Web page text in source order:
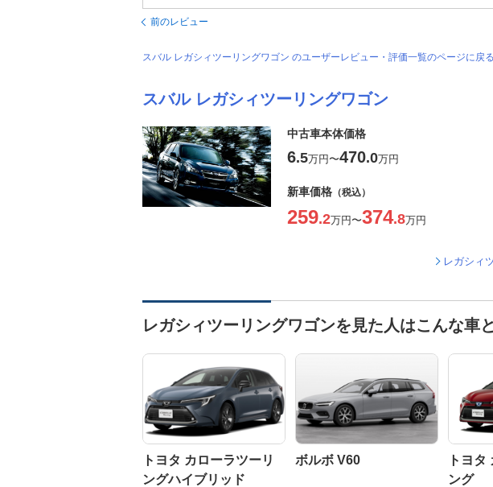
前のレビュー
スバル レガシィツーリングワゴン のユーザーレビュー・評価一覧のページに戻る
スバル レガシィツーリングワゴン
中古車本体価格
6.5万円〜470.0万円
新車価格 （税込）
259.2万円〜374.8万円
レガシィ
レガシィツーリングワゴンを見た人はこんな車
トヨタ カローラツーリ
ングハイブリッド
ボルボ V60
トヨタ
ング